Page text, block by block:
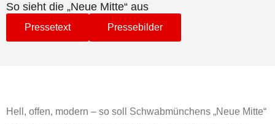
So sieht die „Neue Mitte“ aus
Pressetext Pressebilder
Hell, offen, modern – so soll Schwabmünchens „Neue Mitte“